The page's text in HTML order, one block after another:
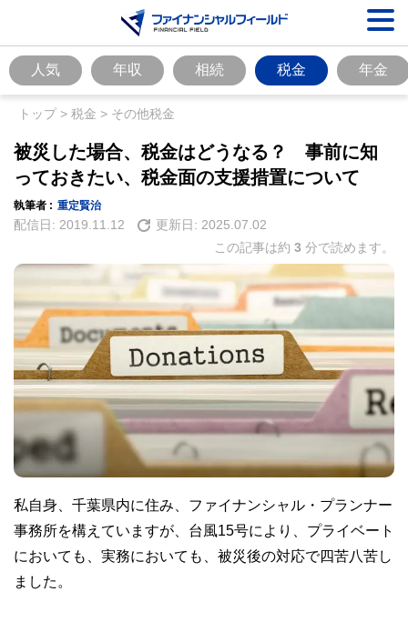
人気 年収 相続 税金 年金
トップ> 税金 > その他税金
被災した場合、税金はどうなる？ 事前に知
っておきたい、税金面の支援措置について
執筆者 : 重定賢治
配信日: 2019.11.12 更新日: 2025.07.02
この記事は約 3 分で読めます。
私自身、千葉県内に住み、ファイナンシャル・プランナー
事務所を構えていますが、台風15号により、プライベート
においても、実務においても、被災後の対応で四苦八苦し
ました。